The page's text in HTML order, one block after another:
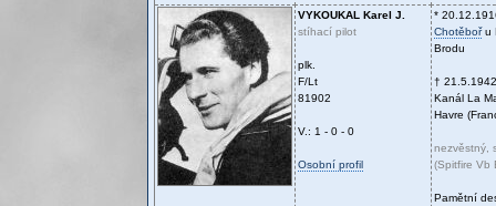
VYKOUKAL Karel J.
stíhací pilot
plk.
F/Lt
81902
V.: 1 - 0 - 0
Osobní profil
*
Chotěbořu
Brodu
† 21.5.1942
Kanál La
Havre
nezvěstný,
(Spitfire Vb
Pamětní